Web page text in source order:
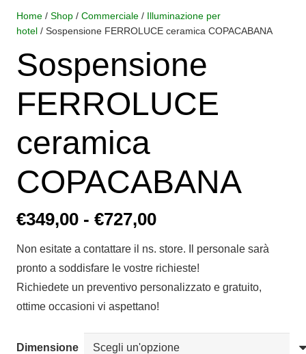
Home / Shop / Commerciale / Illuminazione per
hotel / Sospensione FERROLUCE ceramica COPACABANA
Sospensione
FERROLUCE
ceramica
COPACABANA
€349,00 - €727,00Fascia
prezzo:
da
€349,00
a
€727,00
Non esitate a contattare il ns. store. Il personale sarà
pronto a soddisfare le vostre richieste!
Richiedete un preventivo personalizzato e gratuito,
ottime occasioni vi aspettano!
Dimensione